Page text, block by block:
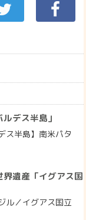
デス半島」
ス半島】南米パタ
界遺産「イグアス国
ル／イグアス国立